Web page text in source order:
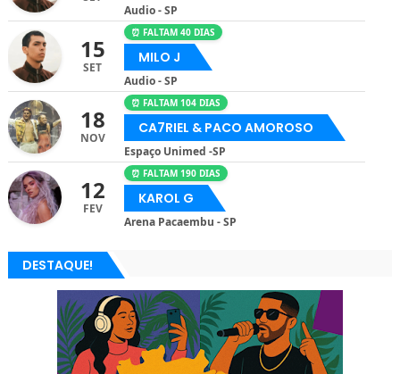
Audio - SP
15
SET
⏰ FALTAM 40 DIAS
MILO J
Audio - SP
18
NOV
⏰ FALTAM 104 DIAS
CA7RIEL & PACO AMOROSO
Espaço Unimed -SP
12
FEV
⏰ FALTAM 190 DIAS
KAROL G
Arena Pacaembu - SP
DESTAQUE!